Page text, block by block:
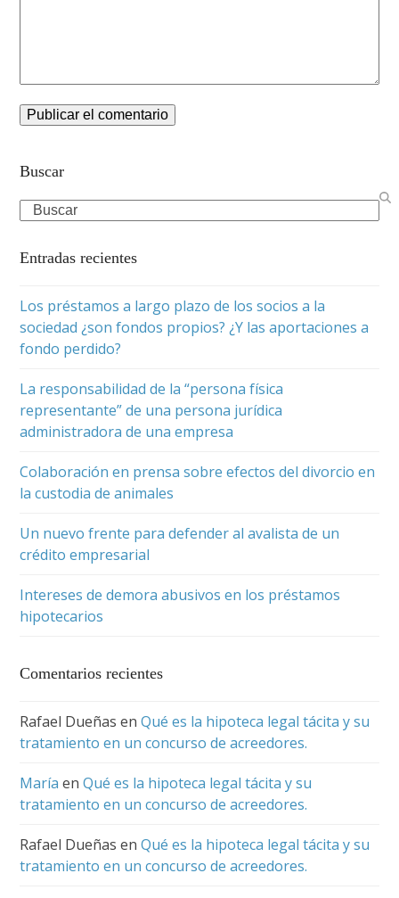
Buscar
Search
Entradas recientes
Los préstamos a largo plazo de los socios a la
sociedad ¿son fondos propios? ¿Y las aportaciones a
fondo perdido?
La responsabilidad de la “persona física
representante” de una persona jurídica
administradora de una empresa
Colaboración en prensa sobre efectos del divorcio en
la custodia de animales
Un nuevo frente para defender al avalista de un
crédito empresarial
Intereses de demora abusivos en los préstamos
hipotecarios
Comentarios recientes
Rafael Dueñas enQué es la hipoteca legal tácita y su
tratamiento en un concurso de acreedores.
María enQué es la hipoteca legal tácita y su
tratamiento en un concurso de acreedores.
Rafael Dueñas enQué es la hipoteca legal tácita y su
tratamiento en un concurso de acreedores.